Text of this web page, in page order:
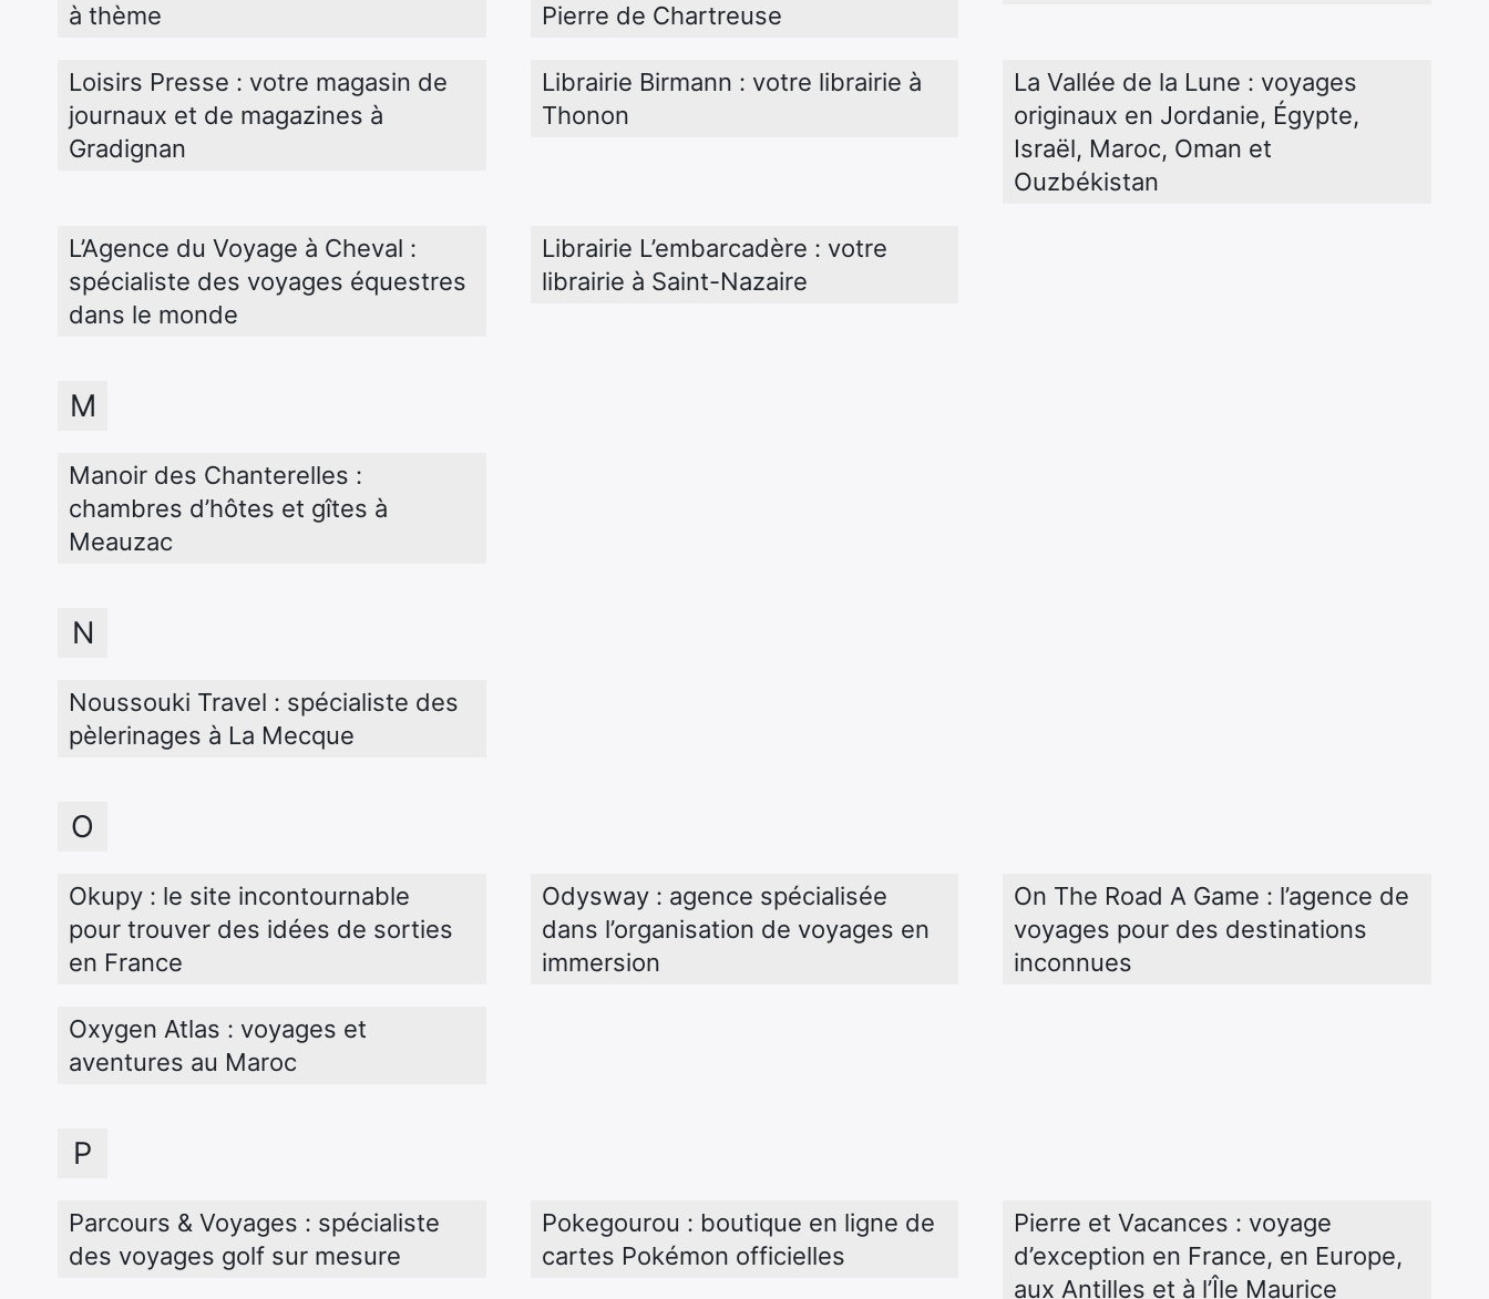
à thème
Pierre de Chartreuse
Loisirs Presse : votre magasin de
journaux et de magazines à
Gradignan
Librairie Birmann : votre librairie à
Thonon
La Vallée de la Lune : voyages
originaux en Jordanie, Égypte,
Israël, Maroc, Oman et
Ouzbékistan
L’Agence du Voyage à Cheval :
spécialiste des voyages équestres
dans le monde
Librairie L’embarcadère : votre
librairie à Saint-Nazaire
M
Manoir des Chanterelles :
chambres d’hôtes et gîtes à
Meauzac
N
Noussouki Travel : spécialiste des
pèlerinages à La Mecque
O
Okupy : le site incontournable
pour trouver des idées de sorties
en France
Odysway : agence spécialisée
dans l’organisation de voyages en
immersion
On The Road A Game : l’agence de
voyages pour des destinations
inconnues
Oxygen Atlas : voyages et
aventures au Maroc
P
Parcours & Voyages : spécialiste
des voyages golf sur mesure
Pokegourou : boutique en ligne de
cartes Pokémon officielles
Pierre et Vacances : voyage
d’exception en France, en Europe,
aux Antilles et à l’Île Maurice